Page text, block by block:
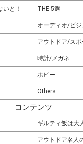
いと！ THE 5選
オーディオ/ビ
アウトドア/スポ
時計/メガネ
ホビー
Others
コンテンツ
ギルティ飯は大
アウトドア名人